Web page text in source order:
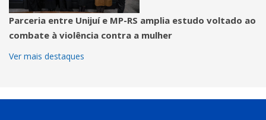
Parceria entre Unijuí e MP-RS amplia estudo voltado ao
combate à violência contra a mulher
Ver mais destaques